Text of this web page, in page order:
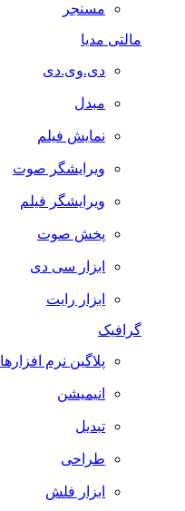
مسنجر
مالتی مدیا
دی.وی.دی
مبدل
نمایش فیلم
ویرایشگر صوت
ویرایشگر فیلم
پخش صوت
ابزار سی دی
ابزار رایت
گرافیک
پلاگین نرم افزارها
انیمیشن
تبدیل
طراحی
ابزار فلش